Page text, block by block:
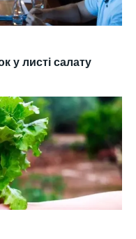
у листі салату